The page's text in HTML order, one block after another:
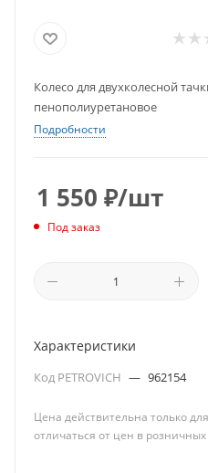
Колесо для двухколесной
пенополиуретановое
Подробности
1 550 ₽/шт
Под заказ
Характеристики
Код PETROVICH — 962154
Цена действительна только
отличаться от цен в